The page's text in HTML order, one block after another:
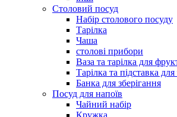
Столовий посуд
Набір столового посуду
Тарілка
Чаша
столові прибори
Ваза та тарілка для
Тарілка та підставка для
Банка для зберігання
Посуд для напоїв
Чайний набір
Кружка